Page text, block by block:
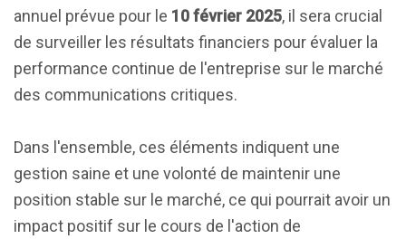
annuel prévue pour le 10 février 2025, il sera crucial
de surveiller les résultats financiers pour évaluer la
performance continue de l'entreprise sur le marché
des communications critiques.
Dans l'ensemble, ces éléments indiquent une
gestion saine et une volonté de maintenir une
position stable sur le marché, ce qui pourrait avoir un
impact positif sur le cours de l'action de